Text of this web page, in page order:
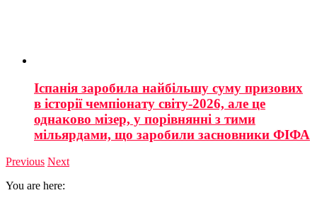
Іспанія заробила найбільшу суму призових
в історії чемпіонату світу-2026, але це
однаково мізер, у порівнянні з тими
мільярдами, що заробили засновники ФІФА
Previous Next
You are here: